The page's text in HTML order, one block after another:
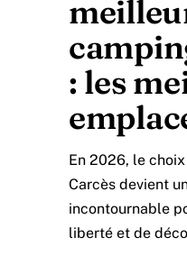
: les
En 2026, le
Carcès devient
incontournable
liberté et de